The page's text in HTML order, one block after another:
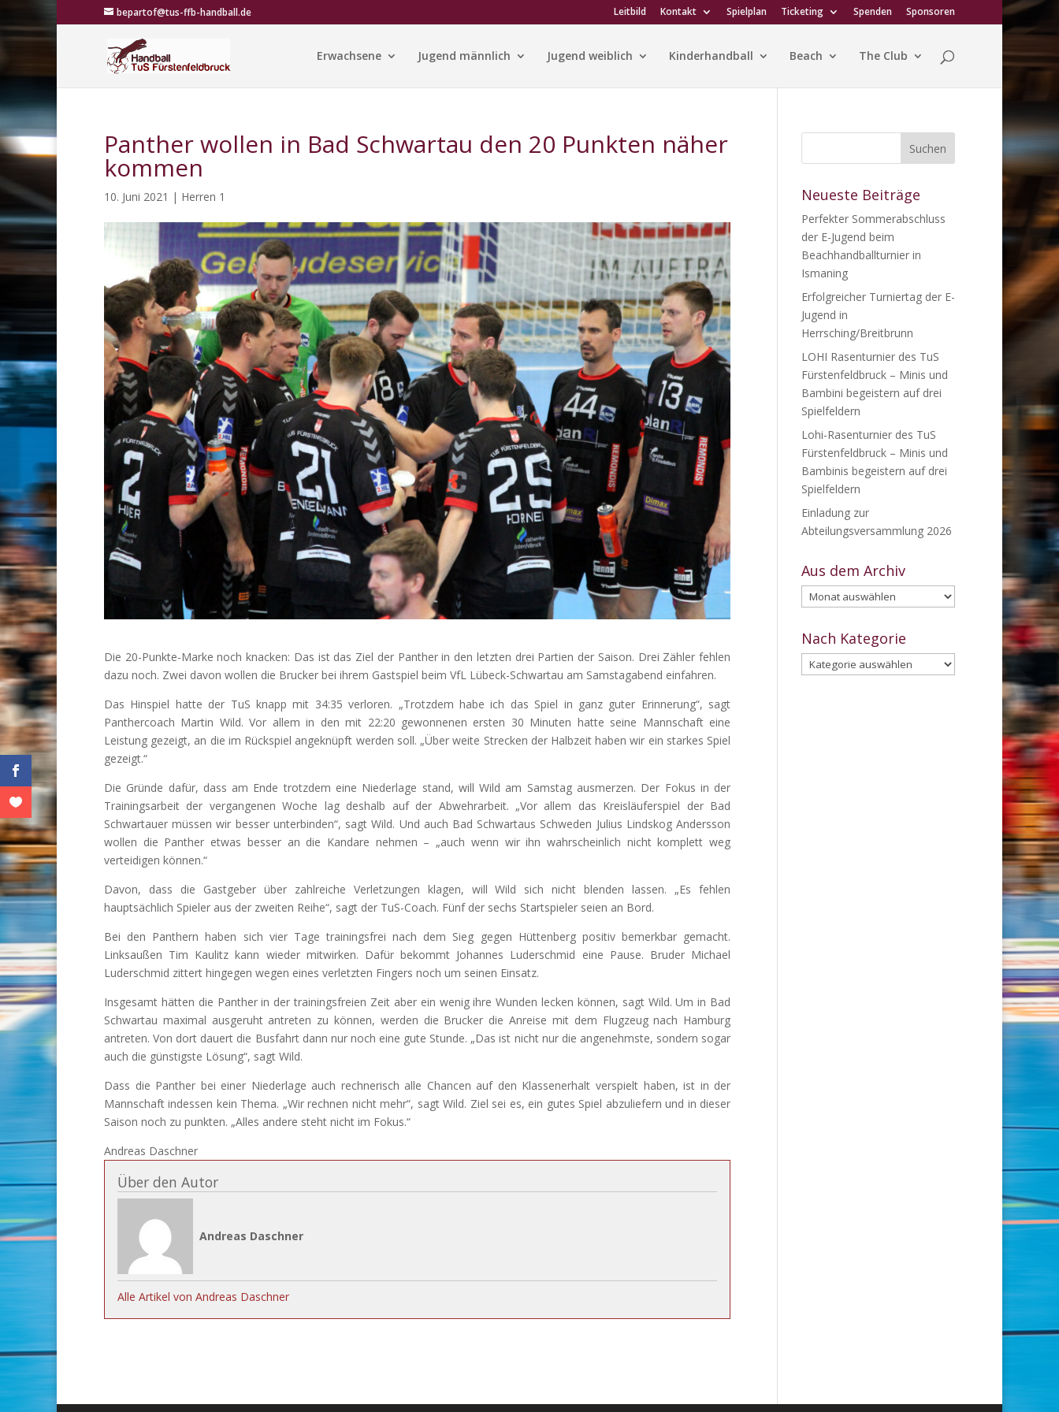
bepartof@tus-ffb-handball.de Leitbild Kontakt Spielplan Ticketing Spenden Sponsoren
Erwachsene Jugend männlich Jugend weiblich Kinderhandball Beach The Club
Panther wollen in Bad Schwartau den 20 Punkten näher
kommen
10. Juni 2021 | Herren 1
Die 20-Punkte-Marke noch knacken: Das ist das Ziel der Panther in den letzten drei Partien der Saison. Drei Zähler fehlen
dazu noch. Zwei davon wollen die Brucker bei ihrem Gastspiel beim VfL Lübeck-Schwartau am Samstagabend einfahren.
Das Hinspiel hatte der TuS knapp mit 34:35 verloren. „Trotzdem habe ich das Spiel in ganz guter Erinnerung“, sagt
Panthercoach Martin Wild. Vor allem in den mit 22:20 gewonnenen ersten 30 Minuten hatte seine Mannschaft eine
Leistung gezeigt, an die im Rückspiel angeknüpft werden soll. „Über weite Strecken der Halbzeit haben wir ein starkes Spiel
gezeigt.“
Die Gründe dafür, dass am Ende trotzdem eine Niederlage stand, will Wild am Samstag ausmerzen. Der Fokus in der
Trainingsarbeit der vergangenen Woche lag deshalb auf der Abwehrarbeit. „Vor allem das Kreisläuferspiel der Bad
Schwartauer müssen wir besser unterbinden“, sagt Wild. Und auch Bad Schwartaus Schweden Julius Lindskog Andersson
wollen die Panther etwas besser an die Kandare nehmen – „auch wenn wir ihn wahrscheinlich nicht komplett weg
verteidigen können.“
Davon, dass die Gastgeber über zahlreiche Verletzungen klagen, will Wild sich nicht blenden lassen. „Es fehlen
hauptsächlich Spieler aus der zweiten Reihe“, sagt der TuS-Coach. Fünf der sechs Startspieler seien an Bord.
Bei den Panthern haben sich vier Tage trainingsfrei nach dem Sieg gegen Hüttenberg positiv bemerkbar gemacht.
Linksaußen Tim Kaulitz kann wieder mitwirken. Dafür bekommt Johannes Luderschmid eine Pause. Bruder Michael
Luderschmid zittert hingegen wegen eines verletzten Fingers noch um seinen Einsatz.
Insgesamt hätten die Panther in der trainingsfreien Zeit aber ein wenig ihre Wunden lecken können, sagt Wild. Um in Bad
Schwartau maximal ausgeruht antreten zu können, werden die Brucker die Anreise mit dem Flugzeug nach Hamburg
antreten. Von dort dauert die Busfahrt dann nur noch eine gute Stunde. „Das ist nicht nur die angenehmste, sondern sogar
auch die günstigste Lösung“, sagt Wild.
Dass die Panther bei einer Niederlage auch rechnerisch alle Chancen auf den Klassenerhalt verspielt haben, ist in der
Mannschaft indessen kein Thema. „Wir rechnen nicht mehr“, sagt Wild. Ziel sei es, ein gutes Spiel abzuliefern und in dieser
Saison noch zu punkten. „Alles andere steht nicht im Fokus.“
Andreas Daschner
Über den Autor
Andreas Daschner
Alle Artikel von Andreas Daschner
Neueste Beiträge
Perfekter Sommerabschluss
der E-Jugend beim
Beachhandballturnier in
Ismaning
Erfolgreicher Turniertag der E-
Jugend in
Herrsching/Breitbrunn
LOHI Rasenturnier des TuS
Fürstenfeldbruck – Minis und
Bambini begeistern auf drei
Spielfeldern
Lohi-Rasenturnier des TuS
Fürstenfeldbruck – Minis und
Bambinis begeistern auf drei
Spielfeldern
Einladung zur
Abteilungsversammlung 2026
Aus dem Archiv
Aus
dem
Archiv
Nach Kategorie
Nach
Kategorie